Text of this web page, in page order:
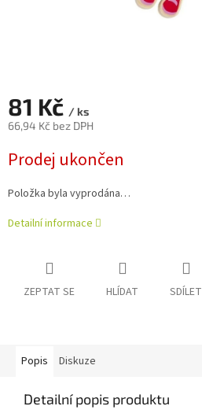
81 Kč / ks
66,94 Kč bez DPH
cena:
Prodej ukončen
Položka byla vyprodána…
Detailní informace
ZEPTAT SE HLÍDAT SDÍLET
Popis Diskuze
Detailní popis produktu